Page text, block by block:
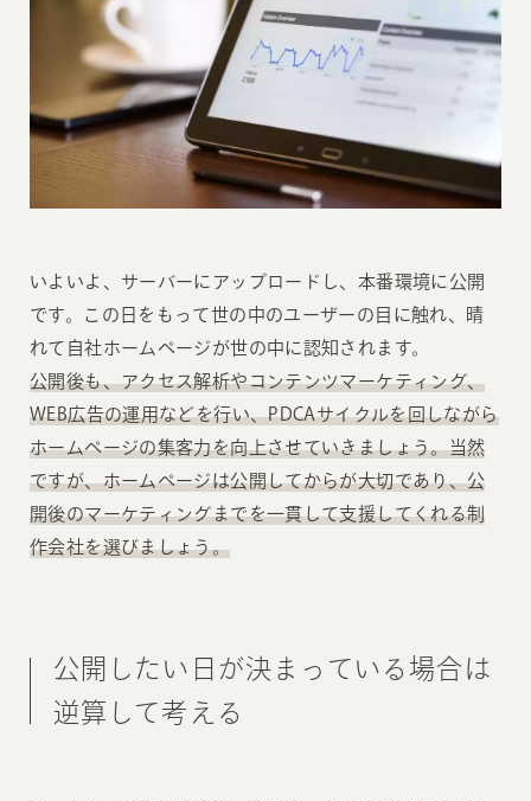
いよいよ、サーバーにアップロードし、本番環境に公開
です。この日をもって世の中のユーザーの目に触れ、晴
れて自社ホームページが世の中に認知されます。
公開後も、アクセス解析やコンテンツマーケティング、
WEB広告の運用などを行い、PDCAサイクルを回しながら
ホームページの集客力を向上させていきましょう。当然
ですが、ホームページは公開してからが大切であり、公
開後のマーケティングまでを一貫して支援してくれる制
作会社を選びましょう。
公開したい日が決まっている場合は
逆算して考える